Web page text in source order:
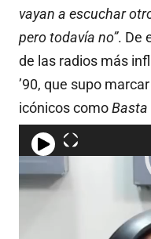
vayan a escuchar
pero todavía no”. De
de las radios más
’90, que supo
icónicos comoBasta
Metro y Medio